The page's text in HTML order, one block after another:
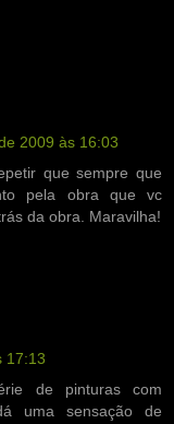
2009 às 16:03
que sempre que
pela obra que vc
da obra. Maravilha!
17:13
de pinturas com
uma sensação de